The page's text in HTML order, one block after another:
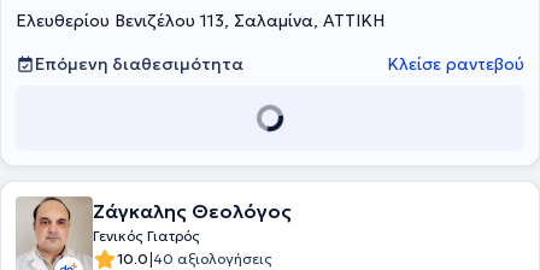
Ελευθερίου Βενιζέλου 113, Σαλαμίνα, ΑΤΤΙΚΗ
Επόμενη διαθεσιμότητα
Κλείσε ραντεβού
Ζάγκαλης Θεολόγος
Γενικός Γιατρός
10.0|40 αξιολογήσεις